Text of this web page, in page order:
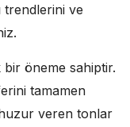
trendlerini ve
öneme sahiptir.
tamamen
veren tonlar